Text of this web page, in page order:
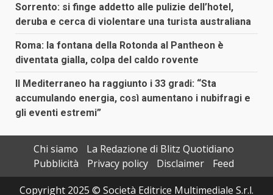
Sorrento: si finge addetto alle pulizie dell’hotel,
deruba e cerca di violentare una turista australiana
Roma: la fontana della Rotonda al Pantheon è
diventata gialla, colpa del caldo rovente
Il Mediterraneo ha raggiunto i 33 gradi: “Sta
accumulando energia, così aumentano i nubifragi e
gli eventi estremi”
Chi siamo
La Redazione di Blitz Quotidiano
Pubblicità
Privacy policy Disclaimer
Feed
Copyright 2025 © Società Editrice Multimediale S.r.l.